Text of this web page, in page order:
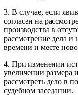
3. В случае, если
согласен на
производства в
рассмотрение дела и
времени и месте
4. При изменении
увеличении размера
рассмотреть дело в
судебном заседании.